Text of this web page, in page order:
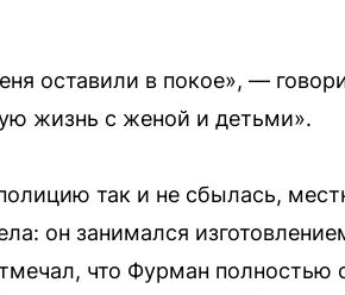
оставили в покое», —
жизнь с женой и детьми».
так и не сбылась,
он занимался
что Фурман